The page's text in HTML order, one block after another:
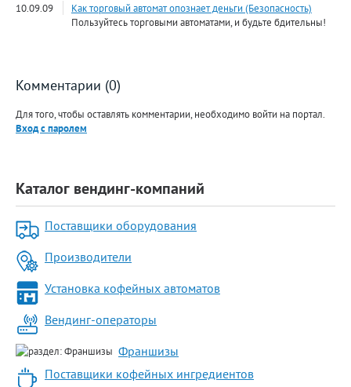
10.09.09
Как торговый автомат опознает деньги (Безопасность)
Пользуйтесь торговыми автоматами, и будьте бдительны!
Комментарии (0)
Для того, чтобы оставлять комментарии, необходимо войти на портал.
Вход с паролем
Каталог вендинг-компаний
Поставщики оборудования
Производители
Установка кофейных автоматов
Вендинг-операторы
Франшизы
Поставщики кофейных ингредиентов